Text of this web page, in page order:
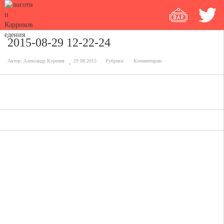
2015-08-29 12-22-24
Автор: Александр Коренев 29.08.2015 Рубрика: Комментарии